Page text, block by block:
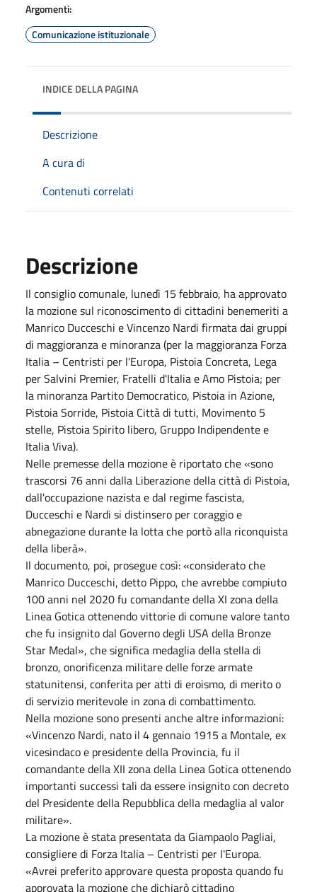
Argomenti:
Comunicazione istituzionale
INDICE DELLA PAGINA
Descrizione
A cura di
Contenuti correlati
Descrizione
Il consiglio comunale, lunedì 15 febbraio, ha approvato
la mozione sul riconoscimento di cittadini benemeriti a
Manrico Ducceschi e Vincenzo Nardi firmata dai gruppi
di maggioranza e minoranza (per la maggioranza Forza
Italia – Centristi per l'Europa, Pistoia Concreta, Lega
per Salvini Premier, Fratelli d'Italia e Amo Pistoia; per
la minoranza Partito Democratico, Pistoia in Azione,
Pistoia Sorride, Pistoia Città di tutti, Movimento 5
stelle, Pistoia Spirito libero, Gruppo Indipendente e
Italia Viva).
Nelle premesse della mozione è riportato che «sono
trascorsi 76 anni dalla Liberazione della città di Pistoia,
dall'occupazione nazista e dal regime fascista,
Ducceschi e Nardi si distinsero per coraggio e
abnegazione durante la lotta che portò alla riconquista
della liberà».
Il documento, poi, prosegue così: «considerato che
Manrico Ducceschi, detto Pippo, che avrebbe compiuto
100 anni nel 2020 fu comandante della XI zona della
Linea Gotica ottenendo vittorie di comune valore tanto
che fu insignito dal Governo degli USA della Bronze
Star Medal», che significa medaglia della stella di
bronzo, onorificenza militare delle forze armate
statunitensi, conferita per atti di eroismo, di merito o
di servizio meritevole in zona di combattimento.
Nella mozione sono presenti anche altre informazioni:
«Vincenzo Nardi, nato il 4 gennaio 1915 a Montale, ex
vicesindaco e presidente della Provincia, fu il
comandante della XII zona della Linea Gotica ottenendo
importanti successi tali da essere insignito con decreto
del Presidente della Repubblica della medaglia al valor
militare».
La mozione è stata presentata da Giampaolo Pagliai,
consigliere di Forza Italia – Centristi per l'Europa.
«Avrei preferito approvare questa proposta quando fu
approvata la mozione che dichiarò cittadino